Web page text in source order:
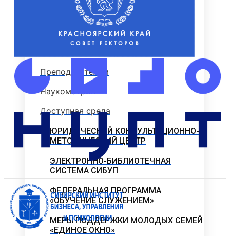
Ресурсы библиотеки
Комплектование ресурсов
Преподавателям
Наукометрия
Доступная среда
ЮРИДИЧЕСКИЙ КОНСУЛЬТАЦИОННО-
МЕТОДИЧЕСКИЙ ЦЕНТР
ЭЛЕКТРОННО-БИБЛИОТЕЧНАЯ
СИСТЕМА СИБУП
ФЕДЕРАЛЬНАЯ ПРОГРАММА
«ОБУЧЕНИЕ СЛУЖЕНИЕМ»
МЕРЫ ПОДДЕРЖКИ МОЛОДЫХ СЕМЕЙ
«ЕДИНОЕ ОКНО»